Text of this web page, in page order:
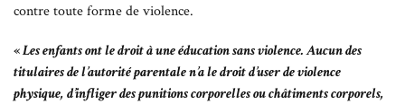
contre toute forme de violence.
«Les enfants ont le droit à une éducation sans violence. Aucun des
titulaires de l’autorité parentale n’a le droit d’user de violence
physique, d’infliger des punitions corporelles ou châtiments corporels,